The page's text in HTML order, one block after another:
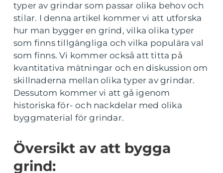
typer av grindar som passar olika behov och
stilar. I denna artikel kommer vi att utforska
hur man bygger en grind, vilka olika typer
som finns tillgängliga och vilka populära val
som finns. Vi kommer också att titta på
kvantitativa mätningar och en diskussion om
skillnaderna mellan olika typer av grindar.
Dessutom kommer vi att gå igenom
historiska för- och nackdelar med olika
byggmaterial för grindar.
Översikt av att bygga
grind: